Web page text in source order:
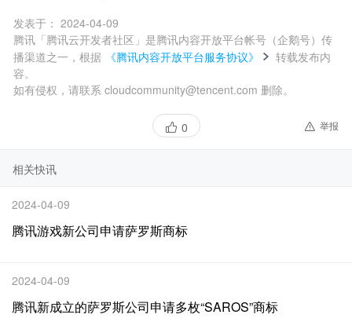
发表于： 2024-04-09
腾讯「腾讯云开发者社区」是腾讯内容开放平台帐号（企鹅号）传
播渠道之一，根据
《腾讯内容开放平台服务协议》
转载发布内
容。
如有侵权，请联系 cloudcommunity@tencent.com 删除。
0 举报
相关快讯
2024-04-09
腾讯游戏新公司申请萨罗斯商标
2024-04-09
腾讯新成立的萨罗斯公司申请多枚“SAROS”商标